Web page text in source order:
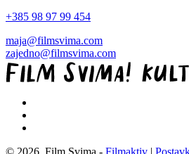
+385 98 97 99 454
maja@filmsvima.com
zajedno@filmsvima.com